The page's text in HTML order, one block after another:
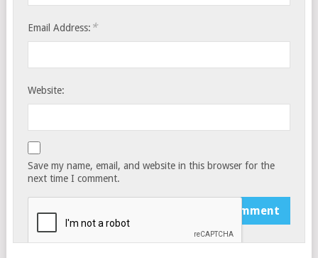
Email Address: *
Website:
Save my name, email, and website in this browser for the
next time I comment.